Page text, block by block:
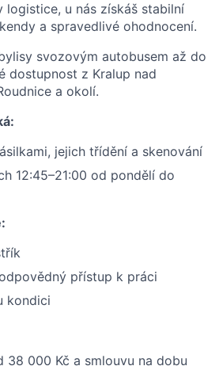
logistice, u nás získáš stabilní
a spravedlivé ohodnocení.
svozovým autobusem až do
dostupnost z Kralup nad
a okolí.
jejich třídění a skenování
12:45–21:00 od pondělí do
přístup k práci
kondici
38 000 Kč a smlouvu na dobu